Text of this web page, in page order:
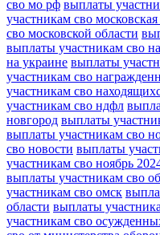
сво мо рф выплаты
участникам сво
сво московской области
выплаты участникам сво
на украине выплаты
участникам сво
участникам сво
участникам сво ндфл
новгород выплаты
выплаты участникам сво
сво новости выплаты
участникам сво ноябрь
выплаты участникам сво
участникам сво омск
области выплаты
участникам сво